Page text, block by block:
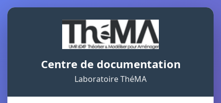
Centre de documentation
Laboratoire ThéMA